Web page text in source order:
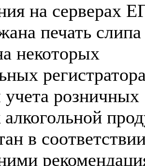
на серверах
печать
некоторых
розничных
в